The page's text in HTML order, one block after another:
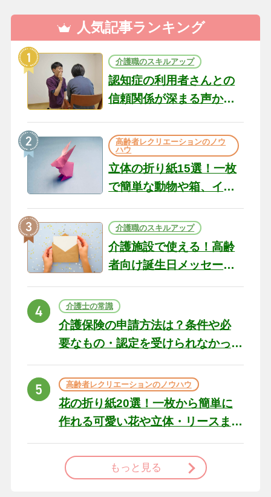
人気記事ランキング
介護職のスキルアップ
認知症の利用者さんとの
信頼関係が深まる声かけ
の現場から（22）
高齢者レクリエーションのノウ
ハウ
立体の折り紙15選！一枚
で簡単な動物や箱、イン
テリアになる作品まで
介護職のスキルアップ
介護施設で使える！高齢
者向け誕生日メッセージ
の例文と書き方のポイン
ト
介護士の常識
介護保険の申請方法は？条件や必
要なもの・認定を受けられなかっ
た場合の対処法
高齢者レクリエーションのノウハウ
花の折り紙20選！一枚から簡単に
作れる可愛い花や立体・リースま
で
もっと見る